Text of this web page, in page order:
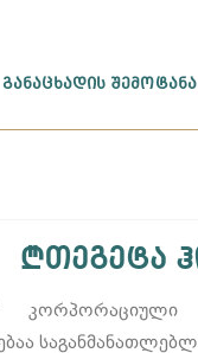
ᲒᲐᲜᲐᲪᲮᲐᲓᲘᲡ ᲨᲔᲛᲝᲢᲐᲜᲐ
„თეგეტა